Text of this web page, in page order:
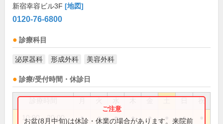
新宿幸容ビル3F [地図]
0120-76-6800
診療科目
泌尿器科 形成外科 美容外科
診療/受付時間・休診日
祝
10:00～20:00 ● ● ● ● ● ●
お盆(8月中旬)は休診・休業の場合があります。来院前